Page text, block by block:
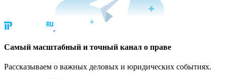
Cамый масштабный и точный канал о праве
Рассказываем о важных деловых и юридических событиях.